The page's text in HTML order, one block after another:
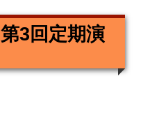
3回定期演